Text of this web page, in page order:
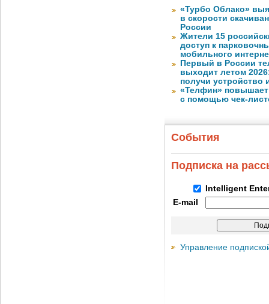
«Турбо Облако»
в скорости
России
Жители 15
доступ к
мобильного
Первый в России
выходит летом
получи устройство
«Телфин» повышает
с помощью чек-
События
Подписка на
Intelligent
E-mail
Управление